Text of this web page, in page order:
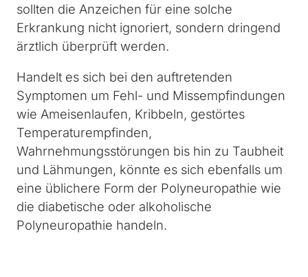
sollten die Anzeichen für eine solche
Erkrankung nicht ignoriert, sondern dringend
ärztlich überprüft werden.
Handelt es sich bei den auftretenden
Symptomen um Fehl- und Missempfindungen
wie Ameisenlaufen, Kribbeln, gestörtes
Temperaturempfinden,
Wahrnehmungsstörungen bis hin zu Taubheit
und Lähmungen, könnte es sich ebenfalls um
eine üblichere Form der Polyneuropathie wie
die diabetische oder alkoholische
Polyneuropathie handeln.